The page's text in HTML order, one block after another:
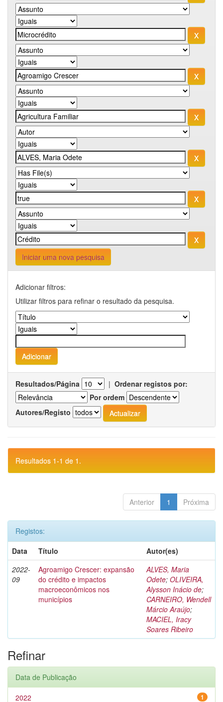
Iniciar uma nova pesquisa
Adicionar filtros:
Utilizar filtros para refinar o resultado da pesquisa.
Resultados/Página | Ordenar registos por:
Por ordem
Autores/Registo
Resultados 1-1 de 1.
Anterior 1 Próxima
Registos:
Data
Título
Autor(es)
2022-
09
Agroamigo Crescer: expansão
do crédito e impactos
macroeconômicos nos
municípios
ALVES, Maria
Odete; OLIVEIRA,
Alysson Inácio de;
CARNEIRO, Wendell
Márcio Araújo;
MACIEL, Iracy
Soares Ribeiro
Refinar
Data de Publicação
1
2022